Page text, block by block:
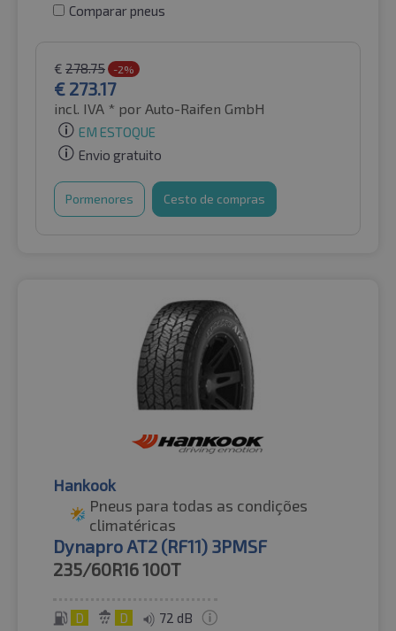
Comparar pneus
€ 278.75 -2%
€ 273.17
incl. IVA * por Auto-Raifen GmbH
EM ESTOQUE
Envio gratuito
Pormenores Cesto de compras
Hankook
Pneus para todas as condições
climatéricas
Dynapro AT2 (RF11) 3PMSF
235/60R16100T
D D 72 dB